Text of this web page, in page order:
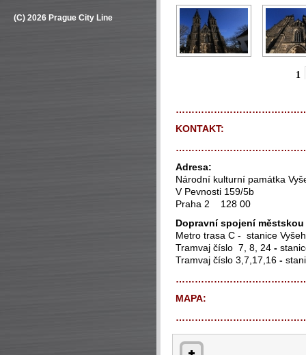
(C) 2026 Prague City Line
1
KONTAKT:
Adresa:
Národní kulturní památka
V Pevnosti 159/5b
Praha 2 128 00
Dopravní spojení
Metro trasa C - stanice
Tramvaj číslo 7, 8, 24 -
Tramvaj číslo 3,7,17,16 -
MAPA: